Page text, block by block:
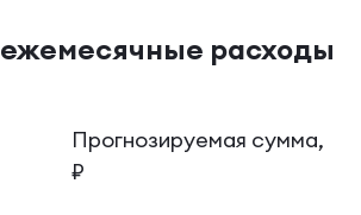
расходы
Прогнозируемая сумма,
₽